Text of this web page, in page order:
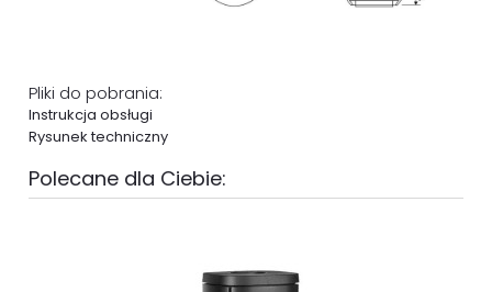
Pliki do pobrania:
Instrukcja obsługi
Rysunek techniczny
Polecane dla Ciebie: